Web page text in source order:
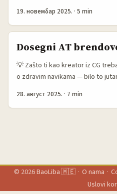
brendovima preko WeChat-a,
brendovi iz Austrije traže ulaz
u kontakt i ponudiš kampanju
19. новембар 2025. · 5 min
Dosegni AT
💡 Zašto ti kao kreator iz CG
o zdravim navikama — bilo to
treba ti partner koji može
28. август 2025. · 7 min
© 2026BaoLiba 🇲🇪 · O nama ·
Uslovi